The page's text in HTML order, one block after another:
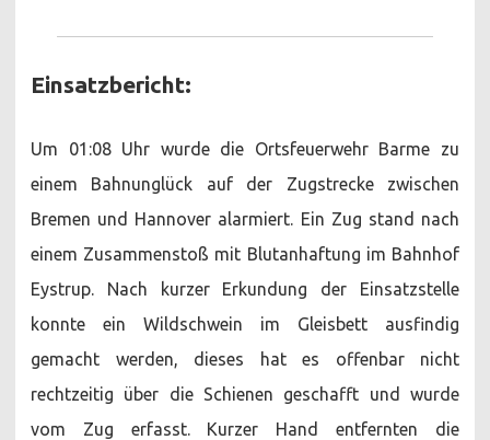
Einsatzbericht:
Um 01:08 Uhr wurde die Ortsfeuerwehr Barme zu
einem Bahnunglück auf der Zugstrecke zwischen
Bremen und Hannover alarmiert. Ein Zug stand nach
einem Zusammenstoß mit Blutanhaftung im Bahnhof
Eystrup. Nach kurzer Erkundung der Einsatzstelle
konnte ein Wildschwein im Gleisbett ausfindig
gemacht werden, dieses hat es offenbar nicht
rechtzeitig über die Schienen geschafft und wurde
vom Zug erfasst. Kurzer Hand entfernten die